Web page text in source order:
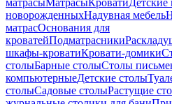
матрасыМатрасыКроватиДетские
новорожденныхНадувная мебель
матрасОснования для
кроватейПодматрасники
шкафы-кроватиКровати-домики
столыБарные столыСтолы
компьютерныеДетские столы
столыСадовые столыРастущие